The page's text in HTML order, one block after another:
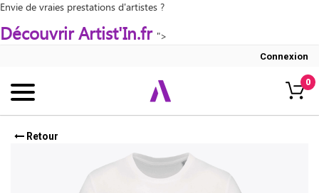
Envie de vraies prestations d'artistes ?
Découvrir Artist'In.fr ">
Connexion
0
Retour